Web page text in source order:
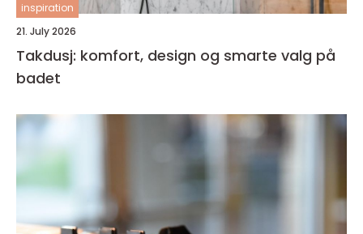
inspiration
21. July 2026
Takdusj: komfort, design og smarte valg på
badet